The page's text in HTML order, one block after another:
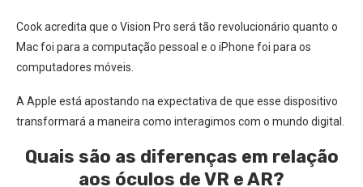
Cook acredita que o Vision Pro será tão revolucionário quanto o
Mac foi para a computação pessoal e o iPhone foi para os
computadores móveis.
A Apple está apostando na expectativa de que esse dispositivo
transformará a maneira como interagimos com o mundo digital.
Quais são as diferenças em relação
aos óculos de VR e AR?